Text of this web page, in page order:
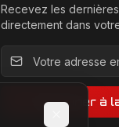
Recevez les
directement dans
Adresse email pour
S'abonner à